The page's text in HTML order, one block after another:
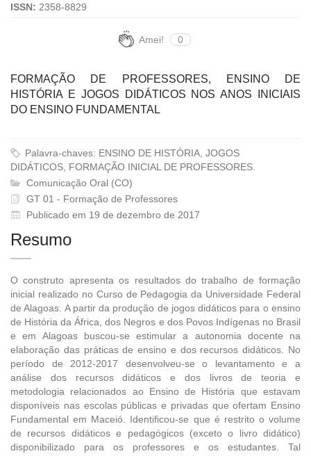
ISSN: 2358-8829
Amei! 0
FORMAÇÃO DE PROFESSORES, ENSINO DE
HISTÓRIA E JOGOS DIDÁTICOS NOS ANOS INICIAIS
DO ENSINO FUNDAMENTAL
Palavra-chaves: ENSINO DE HISTÓRIA, JOGOS
DIDÁTICOS, FORMAÇÃO INICIAL DE PROFESSORES.
Comunicação Oral (CO)
GT 01 - Formação de Professores
Publicado em 19 de dezembro de 2017
Resumo
O construto apresenta os resultados do trabalho de formação
inicial realizado no Curso de Pedagogia da Universidade Federal
de Alagoas. A partir da produção de jogos didáticos para o ensino
de História da África, dos Negros e dos Povos Indígenas no Brasil
e em Alagoas buscou-se estimular a autonomia docente na
elaboração das práticas de ensino e dos recursos didáticos. No
período de 2012-2017 desenvolveu-se o levantamento e a
análise dos recursos didáticos e dos livros de teoria e
metodologia relacionados ao Ensino de História que estavam
disponíveis nas escolas públicas e privadas que ofertam Ensino
Fundamental em Maceió. Identificou-se que é restrito o volume
de recursos didáticos e pedagógicos (exceto o livro didático)
disponibilizado para os professores e os estudantes. Tal